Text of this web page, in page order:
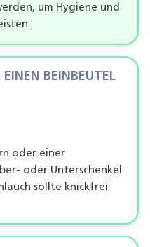
um Hygiene und
BEINBEUTEL
oder einer
oder Unterschenkel
sollte knickfrei